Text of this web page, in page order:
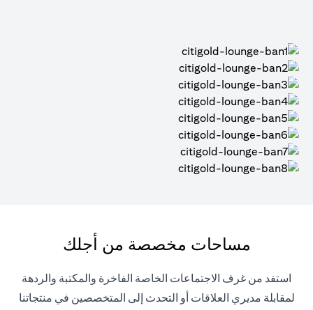
مساحات مخصصة من أجلك
استفد من غرف الاجتماعات الخاصة الفاخرة والمكتبة والردهة
لمقابلة مديري العلاقات أو التحدث إلى المتخصصين في منتجاتنا